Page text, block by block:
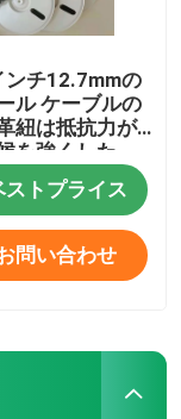
ンチ12.7mmの
ル ケーブルの
紐は抵抗力が
を強くした
ストプライス
問い合わせ